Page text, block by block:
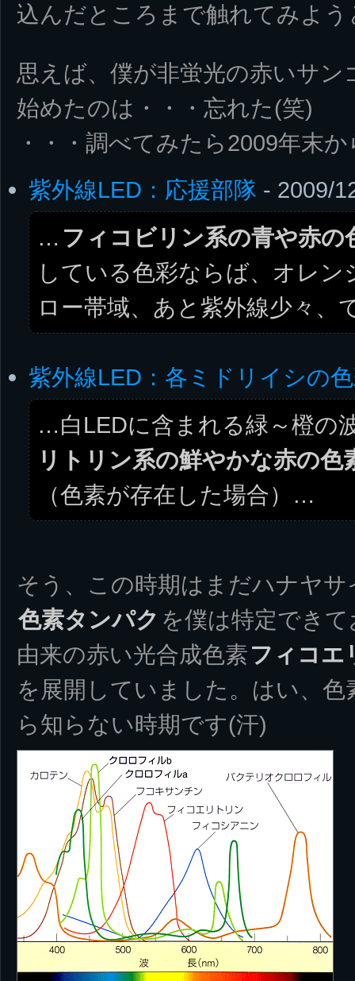
込んだところまで触れてみよ
思えば、僕が非蛍光の赤いサ
始めたのは・・・忘れた(笑)
・・・調べてみたら2009年末
紫外線LED：応援部隊 - 2009/
… フィコビリン系の青や赤の
している色彩ならば、オレ
ロー帯域、あと紫外線少々
紫外線LED：各ミドリイシの
…白LEDに含まれる緑～橙の
リトリン系の鮮やかな赤の色
（色素が存在した場合）…
そう、この時期はまだハナヤ
色素タンパク を僕は特定でき
由来の赤い光合成色素フィコエ
を展開していました。はい、
ら知らない時期です(汗)